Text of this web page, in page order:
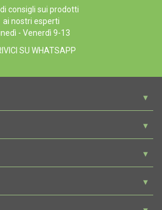
consigli sui prodotti
ai nostri esperti
- Venerdì 9-13
SU WHATSAPP